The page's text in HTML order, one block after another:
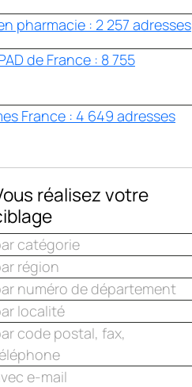
pharmacie : 2 257 adresses
de France : 8 755
France : 4 649 adresses
réalisez votre
catégorie
région
numéro de département
localité
code postal, fax,
e-mail